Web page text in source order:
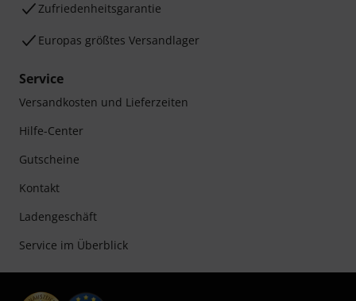
Zufriedenheitsgarantie
Europas größtes Versandlager
Service
Versandkosten und Lieferzeiten
Hilfe-Center
Gutscheine
Kontakt
Ladengeschäft
Service im Überblick